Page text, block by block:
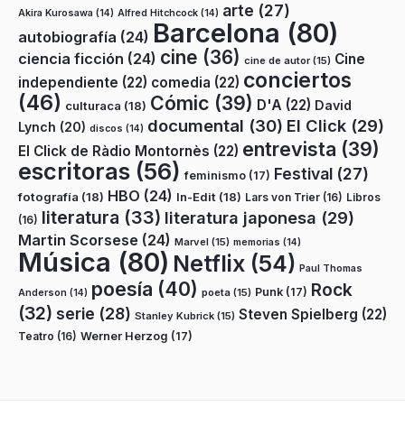
Akira Kurosawa (14) Alfred Hitchcock (14) arte (27)
autobiografía (24) Barcelona (80)
ciencia ficción (24) cine (36) cine de autor(15) Cine
independiente (22) comedia (22) conciertos
(46) culturaca (18) Cómic (39) D'A (22) David
Lynch (20) discos (14) documental (30) El Click (29)
El Click de Ràdio Montornès (22) entrevista (39)
escritoras (56) feminismo (17) Festival (27)
fotografía (18) HBO (24) In-Edit (18) Lars von Trier (16) Libros
(16) literatura (33) literatura japonesa (29)
Martin Scorsese (24) Marvel (15) memorias (14)
Música (80) Netflix (54) Paul Thomas
Anderson (14) poesía (40) poeta (15) Punk (17) Rock
(32) serie (28) Stanley Kubrick (15) Steven Spielberg (22)
Teatro (16) Werner Herzog (17)